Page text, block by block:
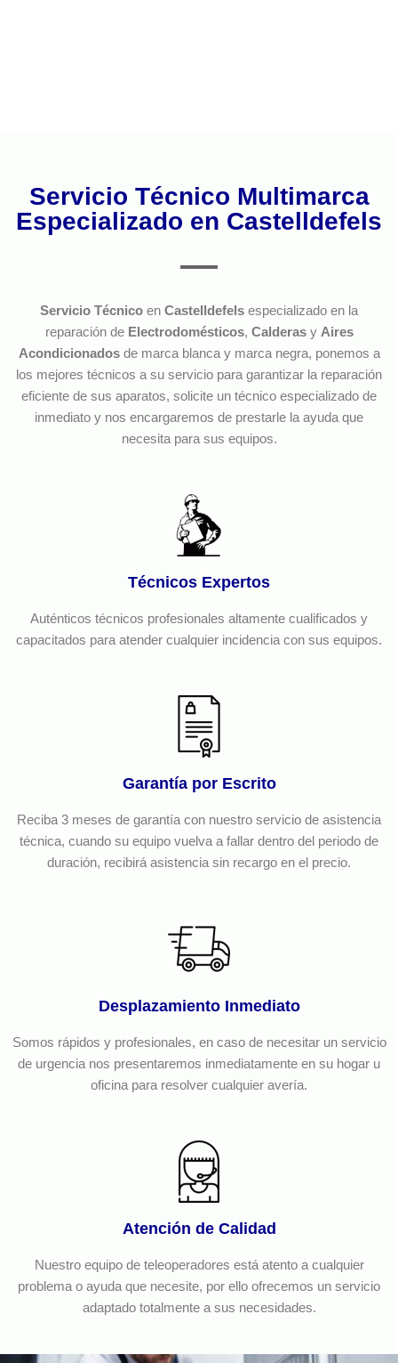
Servicio Técnico Multimarca
Especializado en Castelldefels
Servicio Técnico en Castelldefels especializado en la
reparación de Electrodomésticos, Calderasy Aires
Acondicionadosde marca blanca y marca negra, ponemos a
los mejores técnicos a su servicio para garantizar la reparación
eficiente de sus aparatos, solicite un técnico especializado de
inmediato y nos encargaremos de prestarle la ayuda que
necesita para sus equipos.
Técnicos Expertos
Auténticos técnicos profesionales altamente cualificados y
capacitados para atender cualquier incidencia con sus equipos.
Garantía por Escrito
Reciba 3 meses de garantía con nuestro servicio de asistencia
técnica, cuando su equipo vuelva a fallar dentro del periodo de
duración, recibirá asistencia sin recargo en el precio.
Desplazamiento Inmediato
Somos rápidos y profesionales, en caso de necesitar un servicio
de urgencia nos presentaremos inmediatamente en su hogar u
oficina para resolver cualquier avería.
Atención de Calidad
Nuestro equipo de teleoperadores está atento a cualquier
problema o ayuda que necesite, por ello ofrecemos un servicio
adaptado totalmente a sus necesidades.